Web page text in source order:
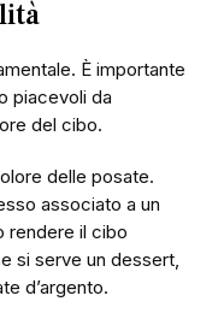
È importante
piacevoli da
del cibo.
delle posate.
associato a un
rendere il cibo
si serve un dessert,
d’argento.